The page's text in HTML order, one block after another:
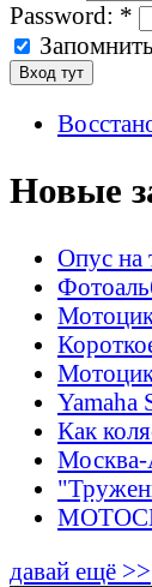
Password: *
Новые
Опус на
Yamaha
Как
Москва-
давай ещё >>